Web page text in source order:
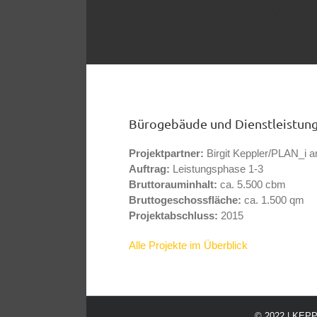
Bürogebäude und
Projektpartner: Birgit Keppler/PLAN_i
Auftrag: Leistungsphase 1-3
Bruttorauminhalt: ca. 5.500 cbm
Bruttogeschossfläche: ca. 1.500 qm
Projektabschluss: 2015
Alle Projekte im Überblick